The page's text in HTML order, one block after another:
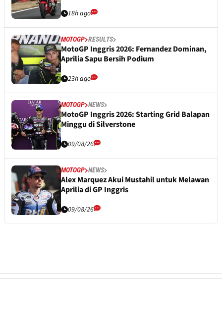
18h ago
MOTOGP RESULTS
MotoGP Inggris 2026: Fernandez Dominan,
Aprilia Sapu Bersih Podium
23h ago
MOTOGP NEWS
MotoGP Inggris 2026: Starting Grid Balapan
Minggu di Silverstone
09/08/26
MOTOGP NEWS
Alex Marquez Akui Mustahil untuk Melawan
Aprilia di GP Inggris
09/08/26